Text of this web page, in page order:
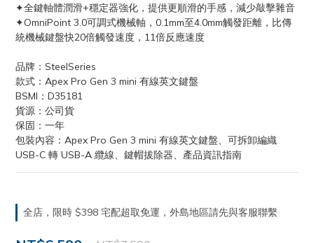
✦全鍵軸體潤滑+穩定器強化，提供更順滑的手感，減少敲擊雜音
✦OmniPoint 3.0可調式機械軸，0.1mm至4.0mm觸發距離，比傳
統機械鍵盤快20倍觸發速度，11倍反應速度
品牌：SteelSeries
款式：Apex Pro Gen 3 mini 有線英文鍵盤
BSMI：D35181
貨源：公司貨
保固：一年
包裝內容：Apex Pro Gen 3 mini 有線英文鍵盤、可拆卸編織
USB-C 轉 USB-A 纜線、鍵帽拔除器、產品資訊指南
全店，限時 $398 宅配超取免運，外島地區請先與客服聯繫